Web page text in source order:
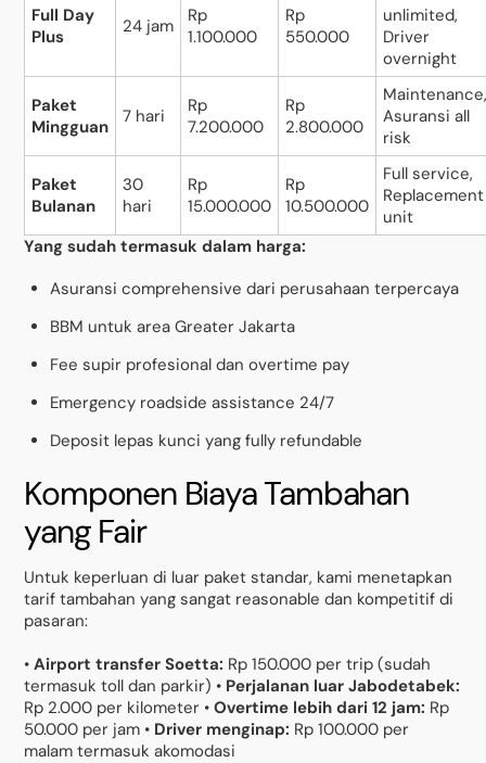
Full Day
Plus
24 jam
Rp
1.100.000
Rp
550.000
unlimited,
Driver
overnight
Paket
Mingguan
7 hari
Rp
7.200.000
Rp
2.800.000
Asuransi all
risk
Paket
Bulanan
30
hari
Rp
15.000.000
Rp
10.500.000
Full service,
Replacement
unit
Yang sudah termasuk dalam harga:
Asuransi comprehensive dari perusahaan terpercaya
BBM untuk area Greater Jakarta
Fee supir profesional dan overtime pay
Emergency roadside assistance 24/7
Deposit lepas kunci yang fully refundable
Komponen Biaya Tambahan
yang Fair
Untuk keperluan di luar paket standar, kami menetapkan
tarif tambahan yang sangat reasonable dan kompetitif di
pasaran:
•Airport transfer Soetta: Rp 150.000 per trip (sudah
termasuk toll dan parkir) • Perjalanan luar Jabodetabek:
Rp 2.000 per kilometer •Overtime lebih dari 12 jam: Rp
50.000 per jam • Driver menginap: Rp 100.000 per
malam termasuk akomodasi